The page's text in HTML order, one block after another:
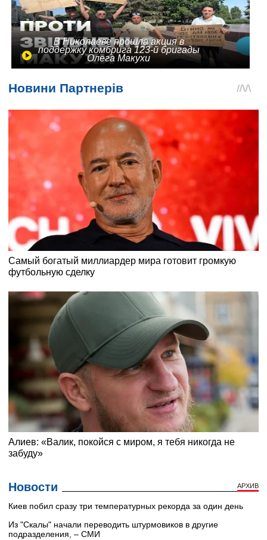
В Николаеве прошла акция в
поддержку комбрига 123-й бригады
Олега Макухи
Новости АРХИВ
Киев побил сразу три температурных рекорда за один день
Из "Скалы" начали переводить штурмовиков в другие
подразделения, – СМИ